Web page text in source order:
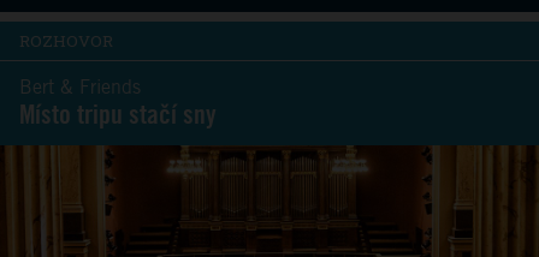
ROZHOVOR
Bert & Friends
Místo tripu stačí sny